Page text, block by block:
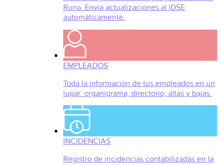
Runa. Envía actualizaciones al IDSE
automáticamente.
EMPLEADOS
Toda la información de tus empleados en un
lugar: organigrama, directorio, altas y bajas.
INCIDENCIAS
Registro de incidencias contabilizadas en la